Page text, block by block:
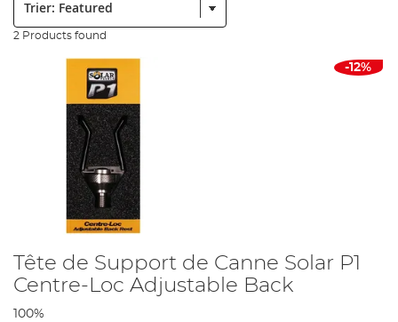
2 Products found
-12%
Tête de Support de Canne Solar P1
Centre-Loc Adjustable Back
100%